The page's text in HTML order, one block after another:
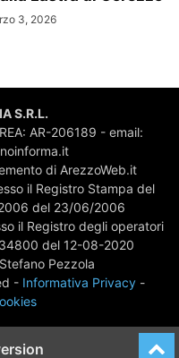
3, 2026
S.R.L.
AR-206189 - email:
di ArezzoWeb.it
il Registro Stampa del
del 23/06/2006
il Registro degli operatori
del 12-08-2020
Pezzola
- Informativa Privacy-